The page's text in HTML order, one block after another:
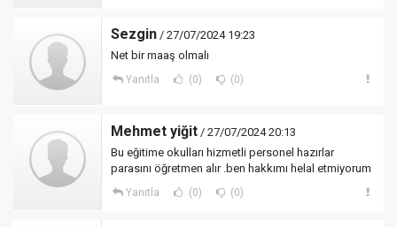
Sezgin / 27/07/2024 19:23
Net bir maaş olmalı
Yanıtla (0) (0)
Mehmet yiğit / 27/07/2024 20:13
Bu eğitime okulları hizmetli personel hazırlar
parasını öğretmen alır .ben hakkımı helal etmiyorum
Yanıtla (0) (0)